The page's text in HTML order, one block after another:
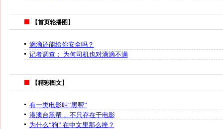
【首页轮播图】
滴滴还能给你安全吗？
记者调查： 为何司机也对滴滴不满
【精彩图文】
有一类电影叫“黑帮”
港澳台黑帮， 不只存在于电影
为什么“狗” 在中文里那么挫？